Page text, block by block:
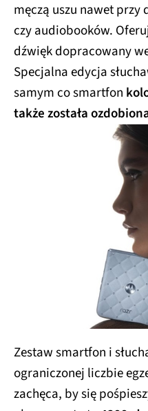
męczą uszu nawet przy
czy audiobooków.
dźwięk dopracowany
Specjalna edycja
samym co smartfon
także została
Zestaw smartfon i
ograniczonej liczbie
zachęca, by się